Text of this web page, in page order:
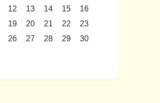
12 13 14 15
16
19 20 21 22
23
26 27 28 29
30